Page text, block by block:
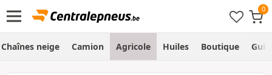
Chaînes neige Camion Agricole Huiles Boutique